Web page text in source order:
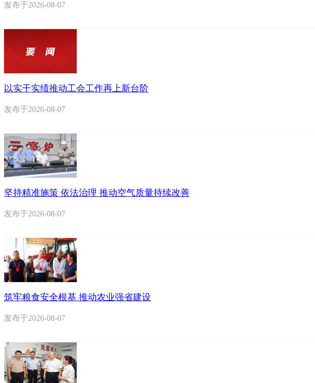
发布于2026-08-07
以实干实绩推动工会工作再上新台阶
发布于2026-08-07
坚持精准施策 依法治理 推动空气质量持续改善
发布于2026-08-07
筑牢粮食安全根基 推动农业强省建设
发布于2026-08-07